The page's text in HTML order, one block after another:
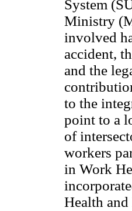
System
Ministry
involved
accident,
and the
to the
point to a
of
workers
in Work
Health